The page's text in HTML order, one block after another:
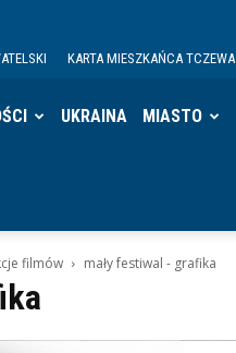
KARTA MIESZKAŃCA TCZEWA
UKRAINA MIASTO
filmów mały festiwal - grafika